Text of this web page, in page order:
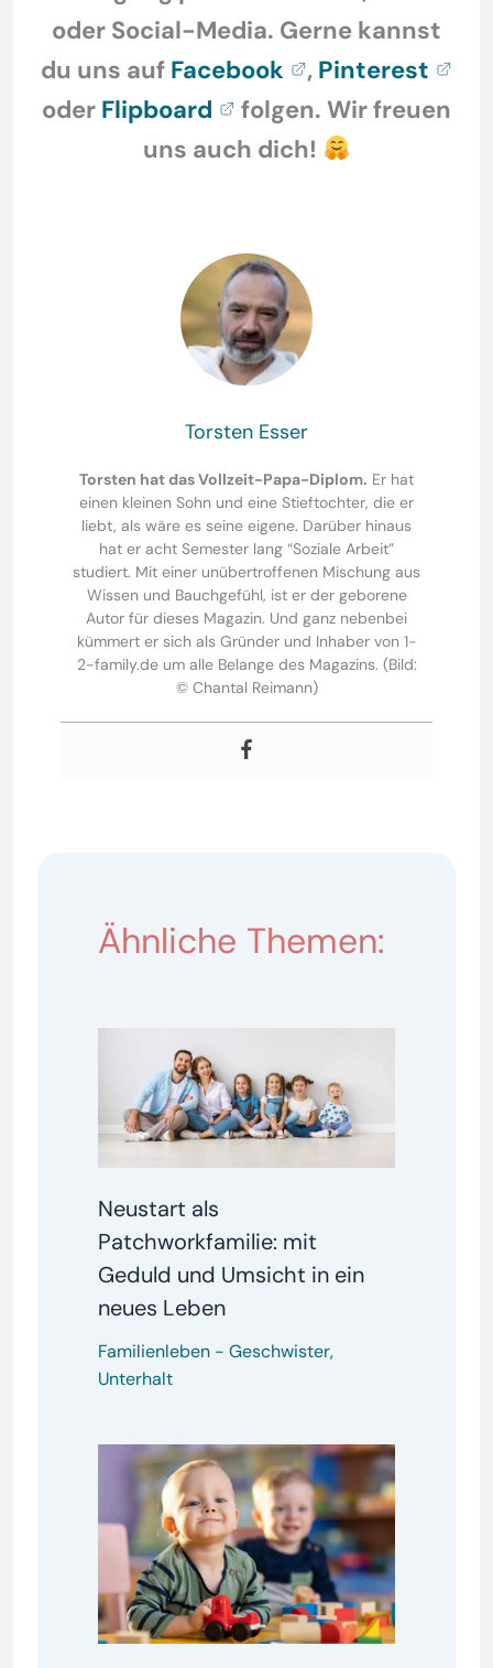
oder Social-Media. Gerne kannst
du uns auf Facebook , Pinterest
oder Flipboard
folgen. Wir freuen
uns auch dich!
Torsten Esser
Torsten hat das Vollzeit-Papa-Diplom. Er hat
einen kleinen Sohn und eine Stieftochter, die er
liebt, als wäre es seine eigene. Darüber hinaus
hat er acht Semester lang “Soziale Arbeit”
studiert. Mit einer unübertroffenen Mischung aus
Wissen und Bauchgefühl, ist er der geborene
Autor für dieses Magazin. Und ganz nebenbei
kümmert er sich als Gründer und Inhaber von 1-
2-family.de um alle Belange des Magazins. (Bild:
© Chantal Reimann)
Ähnliche Themen:
Neustart als
Patchworkfamilie: mit
Geduld und Umsicht in ein
neues Leben
Familienleben- Geschwister,
Unterhalt